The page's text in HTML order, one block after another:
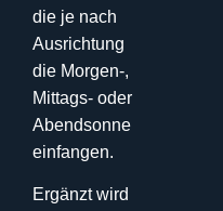
die je nach
Ausrichtung
die Morgen-,
Mittags- oder
Abendsonne
einfangen.
Ergänzt wird